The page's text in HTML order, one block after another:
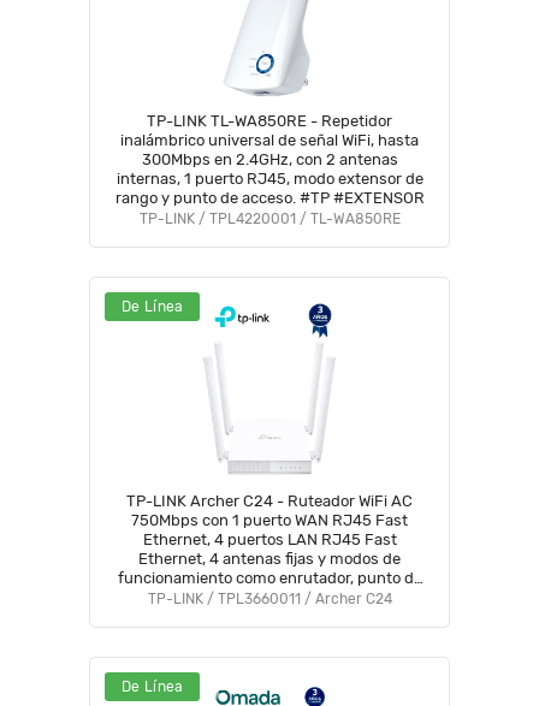
TP-LINK TL-WA850RE - Repetidor
inalámbrico universal de señal WiFi, hasta
300Mbps en 2.4GHz, con 2 antenas
internas, 1 puerto RJ45, modo extensor de
rango y punto de acceso. #TP #EXTENSOR
TP-LINK / TPL4220001 / TL-WA850RE
De Línea
TP-LINK Archer C24 - Ruteador WiFi AC
750Mbps con 1 puerto WAN RJ45 Fast
Ethernet, 4 puertos LAN RJ45 Fast
Ethernet, 4 antenas fijas y modos de
funcionamiento como enrutador, punto de
acceso y extensor de red.
TP-LINK / TPL3660011 / Archer C24
De Línea